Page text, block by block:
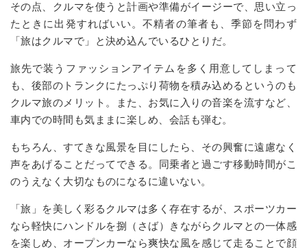
その点、クルマを使うと計画や準備がイージーで、思い立っ
たときに出発すればいい。不精者の筆者も、季節を問わず
「旅はクルマで」と決め込んでいるひとりだ。
旅先で装うファッションアイテムを多く用意してしまって
も、後部のトランクにたっぷり荷物を積み込めるというのも
クルマ旅のメリット。また、お気に入りの音楽を流すなど、
車内での時間も気ままに楽しめ、会話も弾む。
もちろん、すてきな風景を目にしたら、その興奮に遠慮なく
声をあげることだってできる。同乗者と過ごす移動時間がこ
のうえなく大切なものになるに違いない。
「旅」を美しく彩るクルマは多く存在するが、スポーツカー
なら軽快にハンドルを捌（さば）きながらクルマとの一体感
を楽しめ、オープンカーなら爽快な風を感じて走ることで顔